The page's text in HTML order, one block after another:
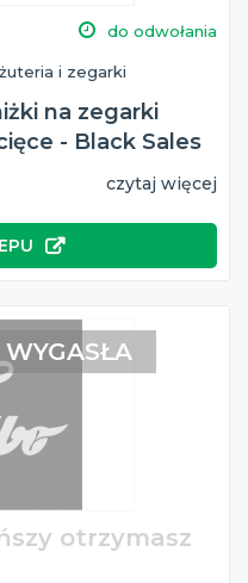
do odwołania
i zegarki
na zegarki
- Black Sales
czytaj więcej
otrzymasz